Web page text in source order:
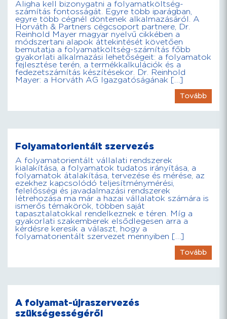
Aligha kell bizonygatni a folyamatköltség-
számítás fontosságát. Egyre több iparágban,
egyre több cégnél döntenek alkalmazásáról. A
Horváth & Partners cégcsoport partnere, Dr.
Reinhold Mayer magyar nyelvű cikkében a
módszertani alapok áttekintését követően
bemutatja a folyamatköltség-számítás főbb
gyakorlati alkalmazási lehetőségeit: a folyamatok
fejlesztése terén, a termékkalkulációk és a
fedezetszámítás készítésekor. Dr. Reinhold
Mayer: a Horváth AG Igazgatóságának […]
Tovább
Folyamatorientált szervezés
A folyamatorientált vállalati rendszerek
kialakítása, a folyamatok tudatos irányítása, a
folyamatok átalakítása, tervezése és mérése, az
ezekhez kapcsolódó teljesítménymérési,
felelősségi és javadalmazási rendszerek
létrehozása ma már a hazai vállalatok számára is
ismerős témakörök, többen saját
tapasztalatokkal rendelkeznek e téren. Míg a
gyakorlati szakemberek elsődlegesen arra a
kérdésre keresik a választ, hogy a
folyamatorientált szervezet mennyiben […]
Tovább
A folyamat-újraszervezés
szükségességéről